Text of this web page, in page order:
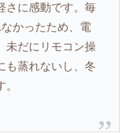
さに感動です。毎
かったため、電
未だにリモコン操
も蒸れないし、冬